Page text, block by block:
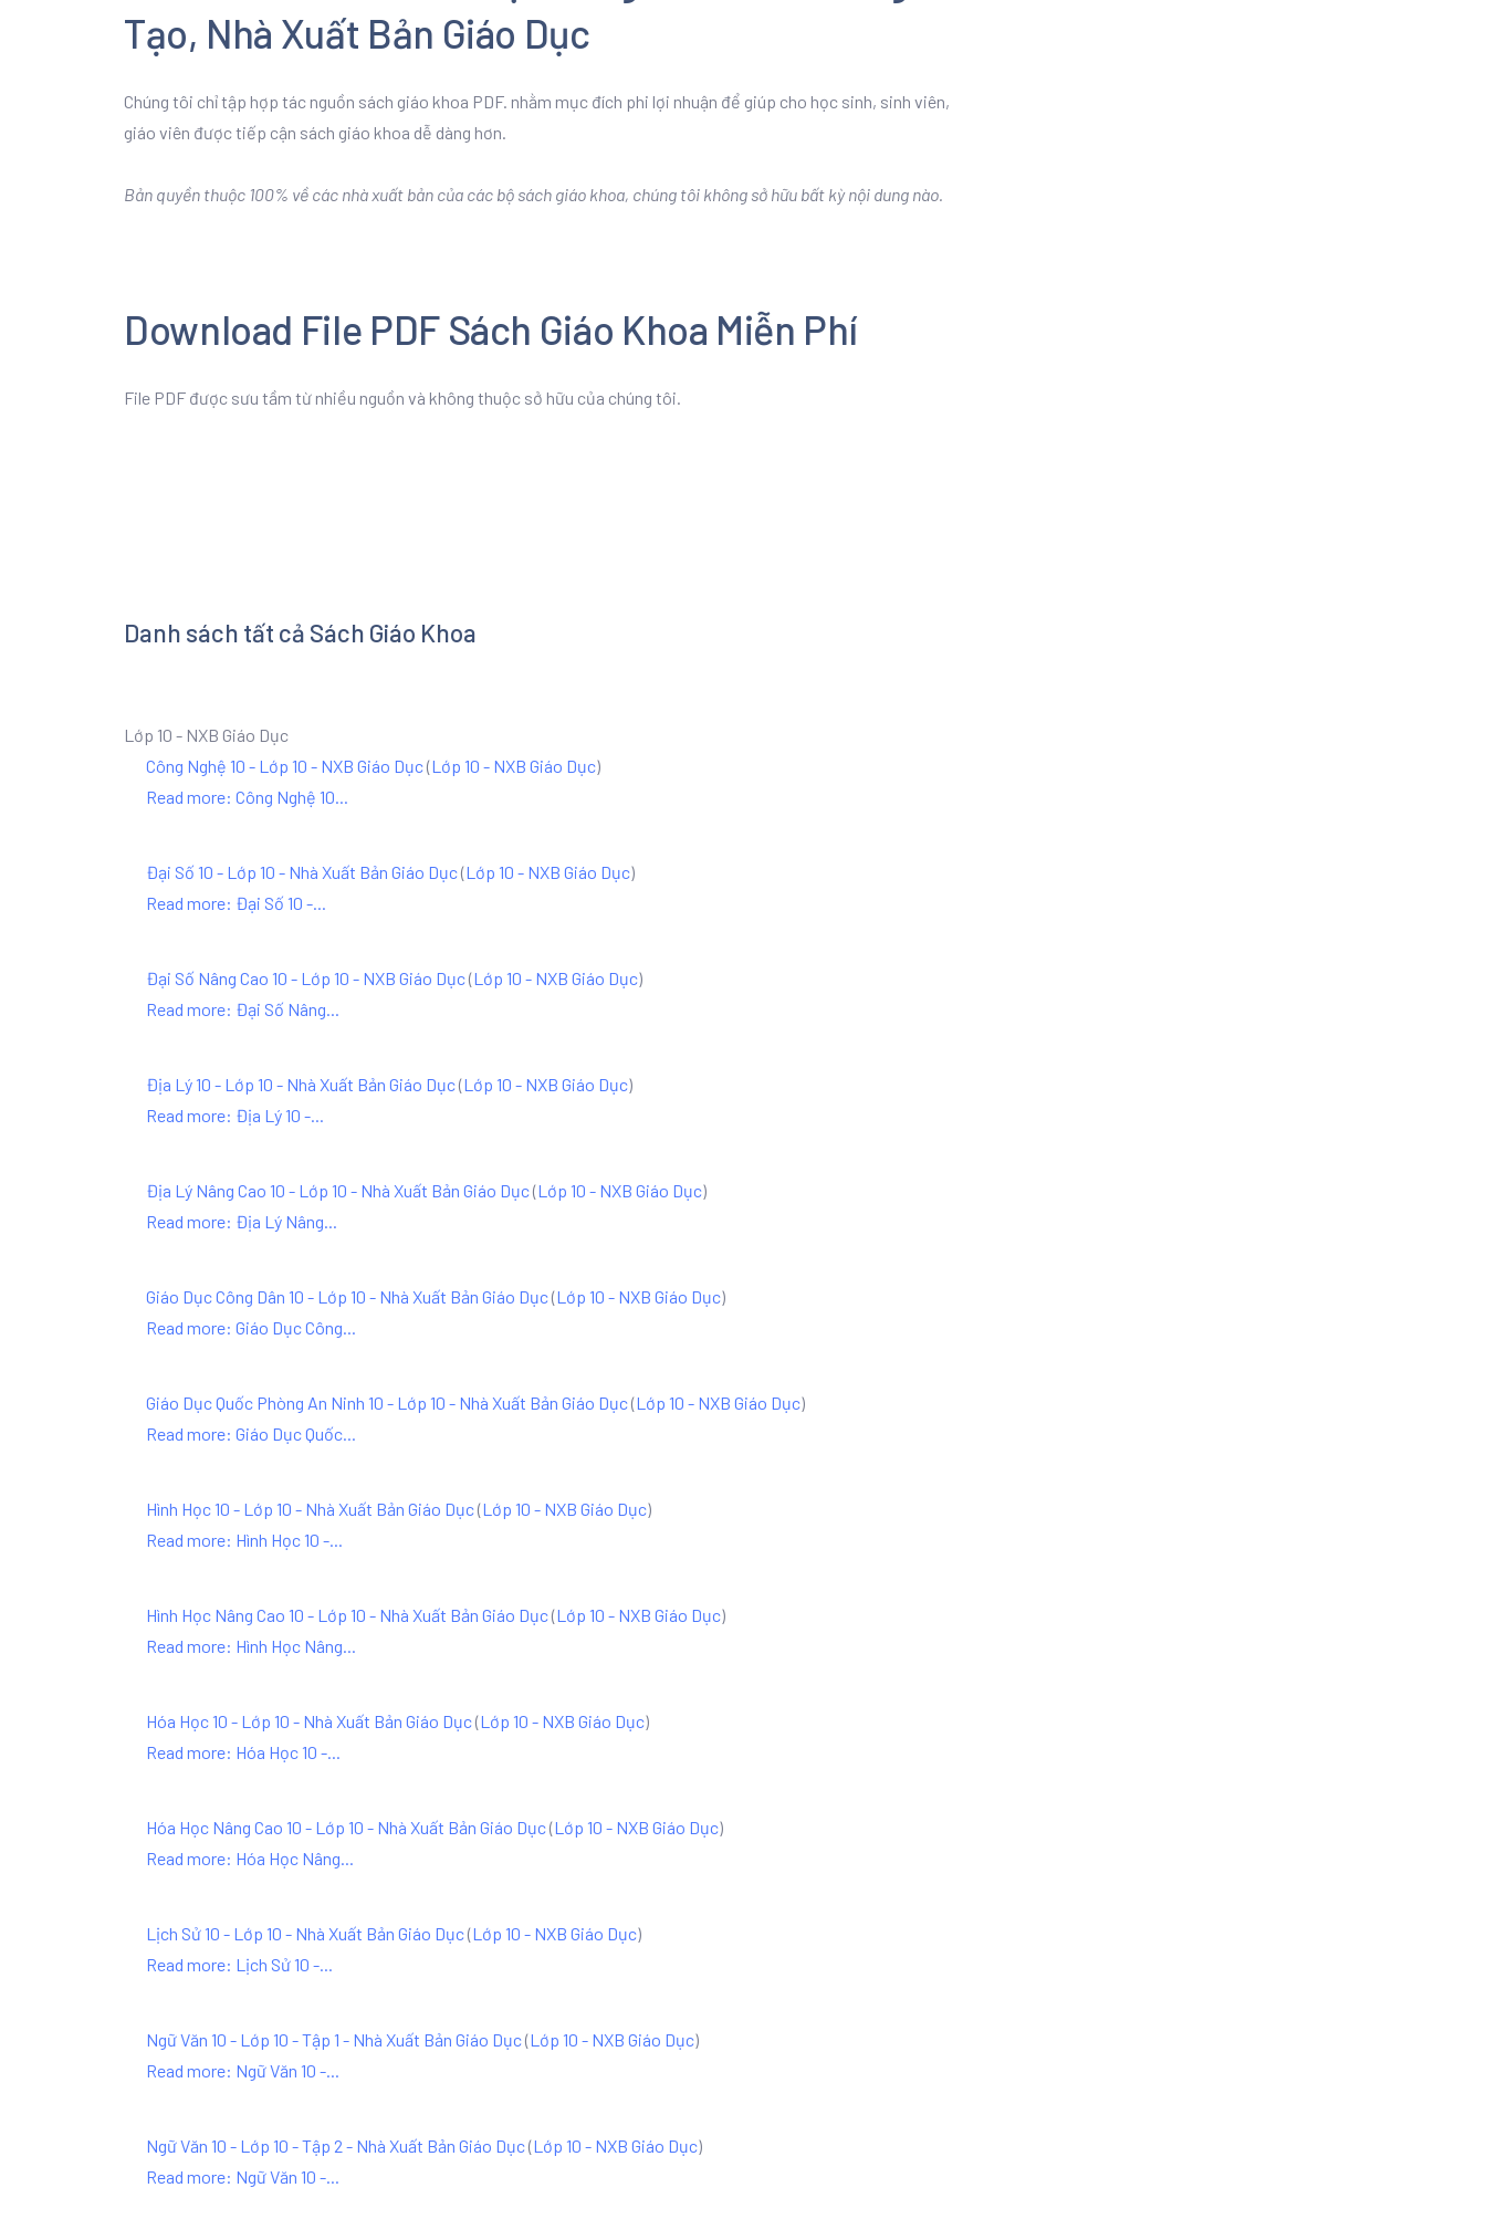
Tạo, Nhà Xuất Bản Giáo Dục
Chúng tôi chỉ tập hợp tác nguồn sách giáo khoa PDF. nhằm mục đích phi lợi nhuận để giúp cho học sinh, sinh viên,
giáo viên được tiếp cận sách giáo khoa dễ dàng hơn.
Bản quyền thuộc 100% về các nhà xuất bản của các bộ sách giáo khoa, chúng tôi không sở hữu bất kỳ nội dung nào.
Download File PDF Sách Giáo Khoa Miễn Phí
File PDF được sưu tầm từ nhiều nguồn và không thuộc sở hữu của chúng tôi.
Danh sách tất cả Sách Giáo Khoa
Lớp 10 - NXB Giáo Dục
Công Nghệ 10 - Lớp 10 - NXB Giáo Dục(Lớp 10 - NXB Giáo Dục)
Read more: Công Nghệ 10...
Đại Số 10 - Lớp 10 - Nhà Xuất Bản Giáo Dục(Lớp 10 - NXB Giáo Dục)
Read more: Đại Số 10 -...
Đại Số Nâng Cao 10 - Lớp 10 - NXB Giáo Dục(Lớp 10 - NXB Giáo Dục)
Read more: Đại Số Nâng...
Địa Lý 10 - Lớp 10 - Nhà Xuất Bản Giáo Dục(Lớp 10 - NXB Giáo Dục)
Read more: Địa Lý 10 -...
Địa Lý Nâng Cao 10 - Lớp 10 - Nhà Xuất Bản Giáo Dục(Lớp 10 - NXB Giáo Dục)
Read more: Địa Lý Nâng...
Giáo Dục Công Dân 10 - Lớp 10 - Nhà Xuất Bản Giáo Dục(Lớp 10 - NXB Giáo Dục)
Read more: Giáo Dục Công...
Giáo Dục Quốc Phòng An Ninh 10 - Lớp 10 - Nhà Xuất Bản Giáo Dục(Lớp 10 - NXB Giáo Dục)
Read more: Giáo Dục Quốc...
Hình Học 10 - Lớp 10 - Nhà Xuất Bản Giáo Dục(Lớp 10 - NXB Giáo Dục)
Read more: Hình Học 10 -...
Hình Học Nâng Cao 10 - Lớp 10 - Nhà Xuất Bản Giáo Dục(Lớp 10 - NXB Giáo Dục)
Read more: Hình Học Nâng...
Hóa Học 10 - Lớp 10 - Nhà Xuất Bản Giáo Dục(Lớp 10 - NXB Giáo Dục)
Read more: Hóa Học 10 -...
Hóa Học Nâng Cao 10 - Lớp 10 - Nhà Xuất Bản Giáo Dục(Lớp 10 - NXB Giáo Dục)
Read more: Hóa Học Nâng...
Lịch Sử 10 - Lớp 10 - Nhà Xuất Bản Giáo Dục(Lớp 10 - NXB Giáo Dục)
Read more: Lịch Sử 10 -...
Ngữ Văn 10 - Lớp 10 - Tập 1 - Nhà Xuất Bản Giáo Dục(Lớp 10 - NXB Giáo Dục)
Read more: Ngữ Văn 10 -...
Ngữ Văn 10 - Lớp 10 - Tập 2 - Nhà Xuất Bản Giáo Dục(Lớp 10 - NXB Giáo Dục)
Read more: Ngữ Văn 10 -...